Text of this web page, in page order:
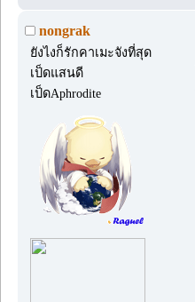
nongrak
ยังไงก็รักคาเมะจังที่สุด
เป็ดแสนดี
เป็ดAphrodite